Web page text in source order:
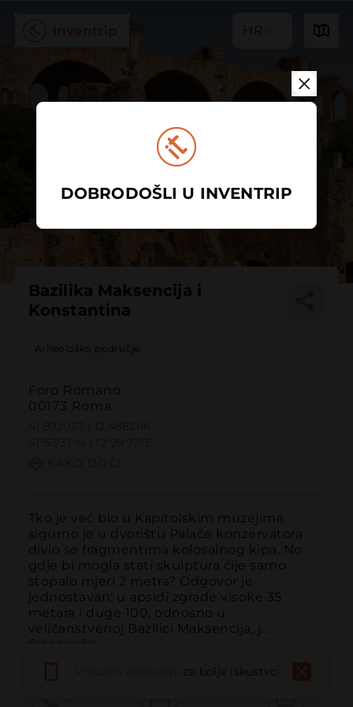
HR
Bazilika Maksencija i
Konstantina
Arheološko područje
Foro Romano
00173 Roma
Tko je već bio u Kapitolskim muzejima
sigurno je u dvorištu Palače konzervatora
divio se fragmentima kolosalnog kipa. No
gdje bi mogla stati skulptura čije samo
stopalo mjeri 2 metra? Odgovor je
jednostavan: u apsidi zgrade visoke 35
metara i duge 100, odnosno u
veličanstvenoj Bazilici Maksencija, j...
za bolje iskustvo
DOBRODOŠLI U INVENTRIP